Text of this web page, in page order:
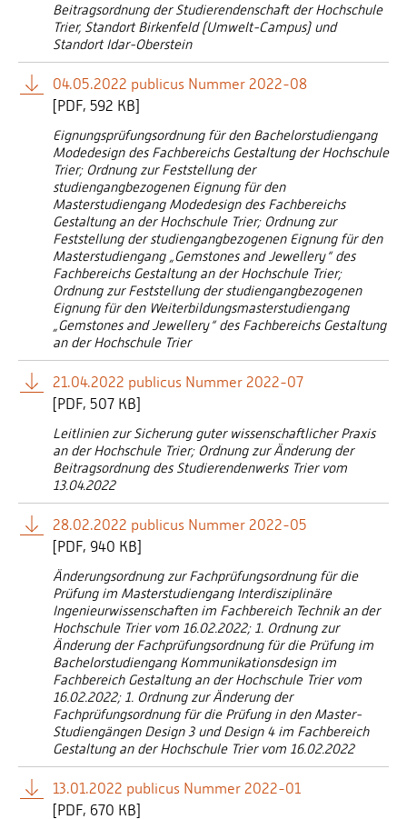
Beitragsordnung der Studierendenschaft der Hochschule
Trier, Standort Birkenfeld (Umwelt-Campus) und
Standort Idar-Oberstein
04.05.2022 publicus Nummer 2022-08
PDF 592 KB]
Eignungsprüfungsordnung für den Bachelorstudiengang
Modedesign des Fachbereichs Gestaltung der Hochschule
Trier; Ordnung zur Feststellung der
studiengangbezogenen Eignung für den
Masterstudiengang Modedesign des Fachbereichs
Gestaltung an der Hochschule Trier; Ordnung zur
Feststellung der studiengangbezogenen Eignung für den
Masterstudiengang „Gemstones and Jewellery“ des
Fachbereichs Gestaltung an der Hochschule Trier;
Ordnung zur Feststellung der studiengangbezogenen
Eignung für den Weiterbildungsmasterstudiengang
„Gemstones and Jewellery“ des Fachbereichs Gestaltung
an der Hochschule Trier
21.04.2022 publicus Nummer 2022-07
PDF 507 KB]
Leitlinien zur Sicherung guter wissenschaftlicher Praxis
an der Hochschule Trier; Ordnung zur Änderung der
Beitragsordnung des Studierendenwerks Trier vom
13.04.2022
28.02.2022 publicus Nummer 2022-05
PDF 940 KB]
Änderungsordnung zur Fachprüfungsordnung für die
Prüfung im Masterstudiengang Interdisziplinäre
Ingenieurwissenschaften im Fachbereich Technik an der
Hochschule Trier vom 16.02.2022; 1. Ordnung zur
Änderung der Fachprüfungsordnung für die Prüfung im
Bachelorstudiengang Kommunikationsdesign im
Fachbereich Gestaltung an der Hochschule Trier vom
16.02.2022; 1. Ordnung zur Änderung der
Fachprüfungsordnung für die Prüfung in den Master-
Studiengängen Design 3 und Design 4 im Fachbereich
Gestaltung an der Hochschule Trier vom 16.02.2022
13.01.2022 publicus Nummer 2022-01
PDF 670 KB]